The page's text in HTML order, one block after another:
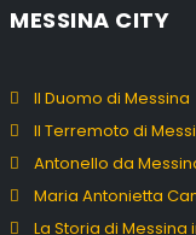
MESSINA CITY
Il Duomo di Messina
Il Terremoto di
Antonello da
Maria Antonietta
La Storia di Messina